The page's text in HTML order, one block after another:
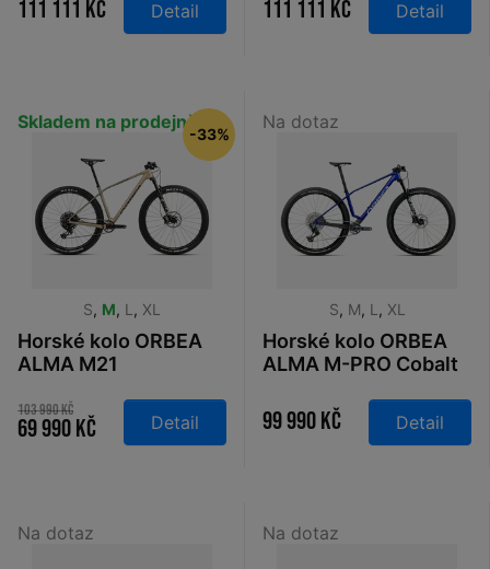
111 111 Kč Detail 111 111 Kč Detail
Skladem na prodejně
S, M, L , XL
Horské kolo ORBEA
ALMA M21
GreenGold
-33%
103 990 Kč
69 990 Kč Detail
Na dotaz
S, M, L , XL
Horské kolo ORBEA
ALMA M-PRO Cobalt
2026
99 990 Kč Detail
Na dotaz Na dotaz